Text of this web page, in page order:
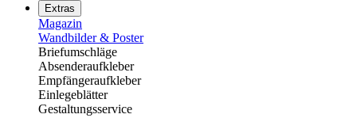
Extras
Magazin
Wandbilder & Poster
Briefumschläge
Absenderaufkleber
Empfängeraufkleber
Einlegeblätter
Gestaltungsservice